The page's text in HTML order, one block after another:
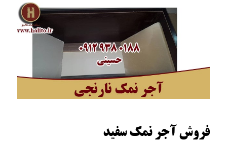
فروش آجر نمک سفید